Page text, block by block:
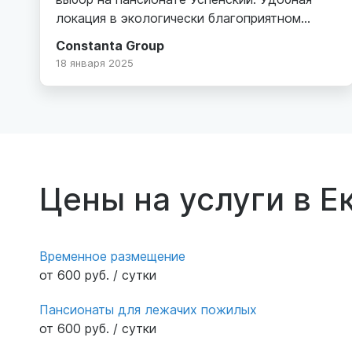
локация в экологически благоприятном
Хороший кирпичный корпус, охраняемая,
искренние слова благодарности.
Constanta Group
18 января 2025
Цены на услуги в
Временное размещение
от 600 руб. / сутки
Пансионаты для лежачих пожилых
от 600 руб. / сутки